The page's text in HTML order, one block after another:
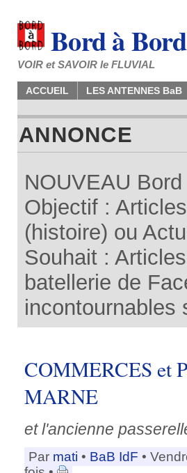
Bord à
VOIR et SAVOIR le FLUVIAL
ACCUEIL LES ANTENNES BaB
ANNONCE
NOUVEAU
Objectif :
(histoire) ou
Souhait :
batellerie de
incontournables
COMMERCES et
MARNE
et l'ancienne
Par mati • BaB IdF •